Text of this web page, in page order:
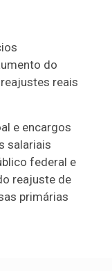
do
reais
e encargos
salariais
federal e
reajuste de
primárias